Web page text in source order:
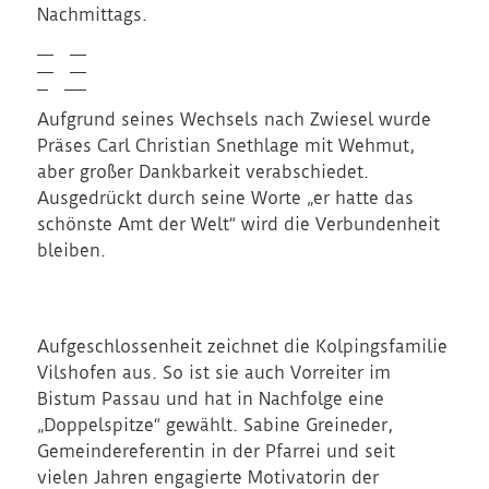
Nachmittags.
Aufgrund seines Wechsels nach Zwiesel wurde
Präses Carl Christian Snethlage mit Wehmut,
aber großer Dankbarkeit verabschiedet.
Ausgedrückt durch seine Worte „er hatte das
schönste Amt der Welt“ wird die Verbundenheit
bleiben.
Aufgeschlossenheit zeichnet die Kolpingsfamilie
Vilshofen aus. So ist sie auch Vorreiter im
Bistum Passau und hat in Nachfolge eine
„Doppelspitze“ gewählt. Sabine Greineder,
Gemeindereferentin in der Pfarrei und seit
vielen Jahren engagierte Motivatorin der